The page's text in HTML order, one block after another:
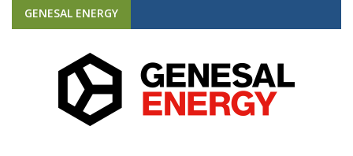
GENESAL ENERGY